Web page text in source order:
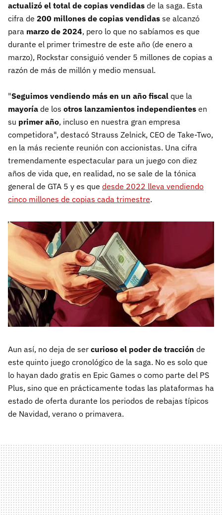
actualizó el total de copias vendidas de la saga. Esta
cifra de 200 millones de copias vendidas se alcanzó
para marzo de 2024, pero lo que no sabíamos es que
durante el primer trimestre de este año (de enero a
marzo), Rockstar consiguió vender 5 millones de copias a
razón de más de millón y medio mensual.
"Seguimos vendiendo más en un año fiscal que la
mayoría de los otros lanzamientos independientes en
su primer año, incluso en nuestra gran empresa
competidora", destacó Strauss Zelnick, CEO de Take-Two,
en la más reciente reunión con accionistas. Una cifra
tremendamente espectacular para un juego con diez
años de vida que, en realidad, no se sale de la tónica
general de GTA 5 y es que desde 2022 lleva vendiendo
cinco millones de copias cada trimestre.
Aun así, no deja de ser curioso el poder de tracción de
este quinto juego cronológico de la saga. No es solo que
lo hayan dado gratis en Epic Games o como parte del PS
Plus, sino que en prácticamente todas las plataformas ha
estado de oferta durante los periodos de rebajas típicos
de Navidad, verano o primavera.